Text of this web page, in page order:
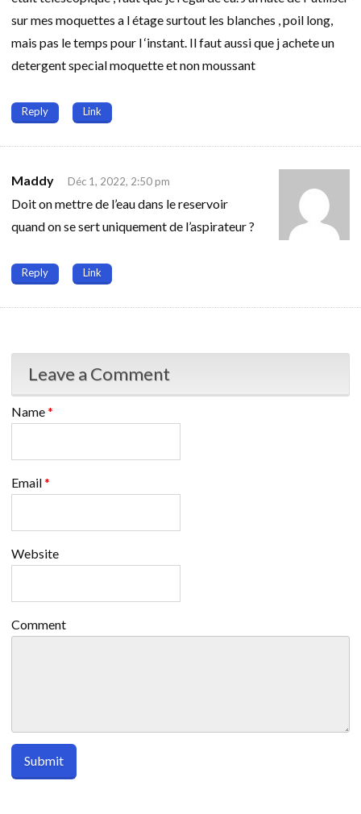
sur mes moquettes a l étage surtout les blanches , poil long,
mais pas le temps pour l ‘instant. Il faut aussi que j achete un
detergent special moquette et non moussant
Reply Link
Maddy Déc 1, 2022, 2:50 pm
Doit on mettre de l’eau dans le reservoir
quand on se sert uniquement de l’aspirateur ?
Reply Link
Leave a Comment
Name*
Email*
Website
Comment